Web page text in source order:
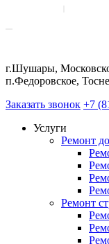
г.Шушары,
п.Федоровское,
Заказать звонок +7
Услуги
Ремонт
Ремонт